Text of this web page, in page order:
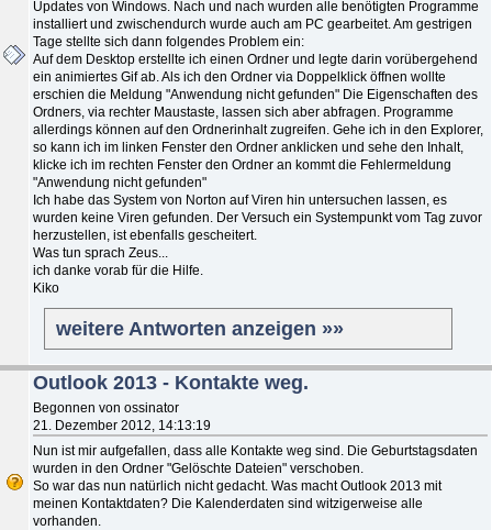
Updates von Windows. Nach und nach wurden alle benötigten Programme
installiert und zwischendurch wurde auch am PC gearbeitet. Am gestrigen
Tage stellte sich dann folgendes Problem ein:
Auf dem Desktop erstellte ich einen Ordner und legte darin vorübergehend
ein animiertes Gif ab. Als ich den Ordner via Doppelklick öffnen wollte
erschien die Meldung "Anwendung nicht gefunden" Die Eigenschaften des
Ordners, via rechter Maustaste, lassen sich aber abfragen. Programme
allerdings können auf den Ordnerinhalt zugreifen. Gehe ich in den Explorer,
so kann ich im linken Fenster den Ordner anklicken und sehe den Inhalt,
klicke ich im rechten Fenster den Ordner an kommt die Fehlermeldung
"Anwendung nicht gefunden"
Ich habe das System von Norton auf Viren hin untersuchen lassen, es
wurden keine Viren gefunden. Der Versuch ein Systempunkt vom Tag zuvor
herzustellen, ist ebenfalls gescheitert.
Was tun sprach Zeus...
ich danke vorab für die Hilfe.
Kiko
weitere Antworten anzeigen »»
Outlook 2013 - Kontakte weg.
Begonnen von ossinator
21. Dezember 2012, 14:13:19
Nun ist mir aufgefallen, dass alle Kontakte weg sind. Die Geburtstagsdaten
wurden in den Ordner "Gelöschte Dateien" verschoben.
So war das nun natürlich nicht gedacht. Was macht Outlook 2013 mit
meinen Kontaktdaten? Die Kalenderdaten sind witzigerweise alle
vorhanden.